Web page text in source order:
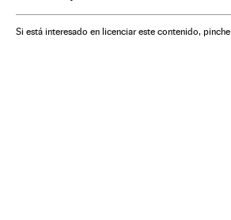
Si está interesado en licenciar este contenido, pinche